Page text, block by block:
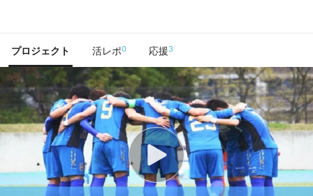
プロジェクト 活レポ0 応援3